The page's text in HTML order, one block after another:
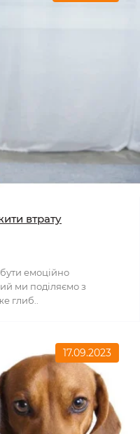
втрату
емоційно
ми поділяємо з
глиб..
17.09.2023